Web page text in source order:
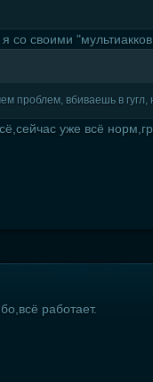
со своими
проблем, вбиваешь в
уже всё
работает.